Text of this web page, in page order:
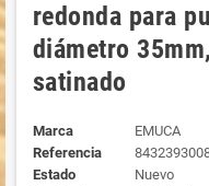
redonda para
diámetro
satinado
Marca
EMUCA
Referencia
Estado
Nuevo